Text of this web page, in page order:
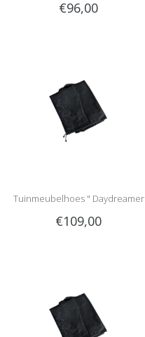
€96,00
Tuinmeubelhoes " Daydreamer
XXL "
€109,00